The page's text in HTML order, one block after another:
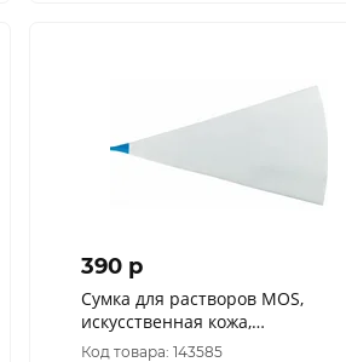
390 p
Сумка для растворов MOS,
искусственная кожа,
пластиковый носик 7,5 л 05923M
Код товара: 143585